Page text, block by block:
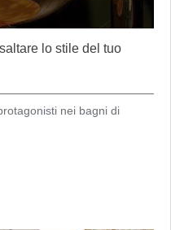
lo stile del tuo
nei bagni di